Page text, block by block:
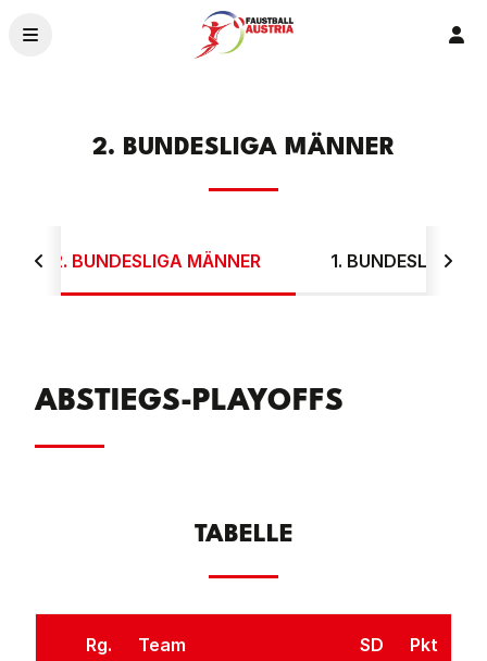
Organisation
Landesverbände
2. BUNDESLIGA MÄNNER
2. BUNDESLIGA MÄNNER 1. BUNDESLIGA
ABSTIEGS-PLAYOFFS
TABELLE
Rg. Team SD Pkt